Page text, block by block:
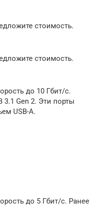
стоимость.
стоимость.
до 10 Гбит/с.
3.1 Gen 2. Эти порты
USB-A.
до 5 Гбит/с. Ранее